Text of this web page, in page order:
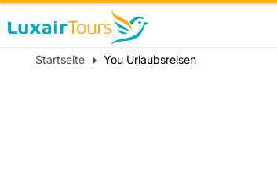
Breadcrumb
Startseite You Urlaubsreisen